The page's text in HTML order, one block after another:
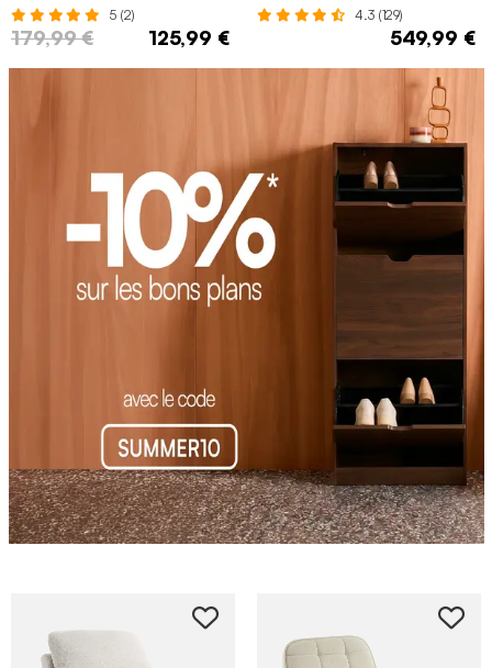
5 (2)
179,99 € 125,99 €
4.3 (129)
549,99 €